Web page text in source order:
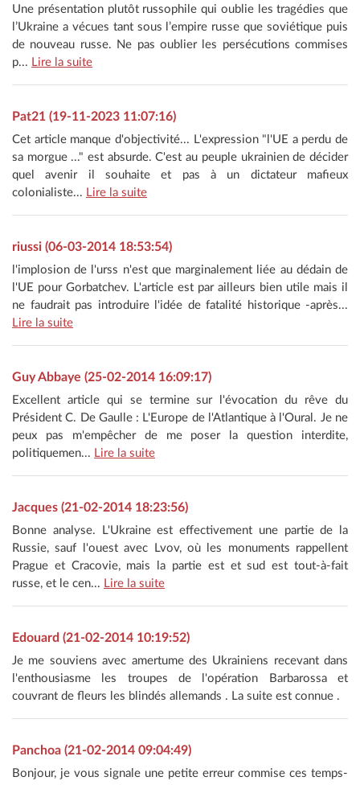
Une présentation plutôt russophile qui oublie les tragédies que
l’Ukraine a vécues tant sous l’empire russe que soviétique puis
de nouveau russe. Ne pas oublier les persécutions commises
p... Lire la suite
Pat21 (19-11-2023 11:07:16)
Cet article manque d'objectivité... L'expression "l'UE a perdu de
sa morgue ..." est absurde. C'est au peuple ukrainien de décider
quel avenir il souhaite et pas à un dictateur mafieux
colonialiste... Lire la suite
riussi (06-03-2014 18:53:54)
l'implosion de l'urss n'est que marginalement liée au dédain de
l'UE pour Gorbatchev. L'article est par ailleurs bien utile mais il
ne faudrait pas introduire l'idée de fatalité historique -après...
Lire la suite
Guy Abbaye (25-02-2014 16:09:17)
Excellent article qui se termine sur l'évocation du rêve du
Président C. De Gaulle : L'Europe de l'Atlantique à l'Oural. Je ne
peux pas m'empêcher de me poser la question interdite,
politiquemen... Lire la suite
Jacques (21-02-2014 18:23:56)
Bonne analyse. L'Ukraine est effectivement une partie de la
Russie, sauf l'ouest avec Lvov, où les monuments rappellent
Prague et Cracovie, mais la partie est et sud est tout-à-fait
russe, et le cen... Lire la suite
Edouard (21-02-2014 10:19:52)
Je me souviens avec amertume des Ukrainiens recevant dans
l'enthousiasme les troupes de l'opération Barbarossa et
couvrant de fleurs les blindés allemands . La suite est connue .
Panchoa (21-02-2014 09:04:49)
Bonjour, je vous signale une petite erreur commise ces temps-